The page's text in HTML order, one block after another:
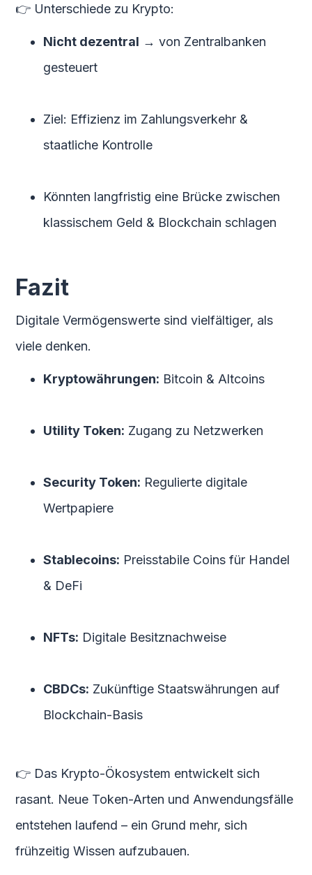
👉 Unterschiede zu Krypto:
Nicht dezentral → von Zentralbanken
gesteuert
Ziel: Effizienz im Zahlungsverkehr &
staatliche Kontrolle
Könnten langfristig eine Brücke zwischen
klassischem Geld & Blockchain schlagen
Fazit
Digitale Vermögenswerte sind vielfältiger, als
viele denken.
Kryptowährungen: Bitcoin & Altcoins
Utility Token: Zugang zu Netzwerken
Security Token: Regulierte digitale
Wertpapiere
Stablecoins: Preisstabile Coins für Handel
& DeFi
NFTs: Digitale Besitznachweise
CBDCs: Zukünftige Staatswährungen auf
Blockchain-Basis
👉 Das Krypto-Ökosystem entwickelt sich
rasant. Neue Token-Arten und Anwendungsfälle
entstehen laufend – ein Grund mehr, sich
frühzeitig Wissen aufzubauen.